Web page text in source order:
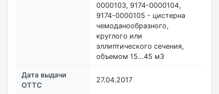
0000103, 9174-0000104,
9174-0000105 - цистерна
чемоданообразного,
круглого или
эллиптического сечения,
объемом 15…45 м3
Дата выдачи
ОТТС
27.04.2017